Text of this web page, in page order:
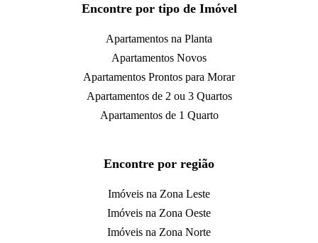
Encontre por tipo de Imóvel
Apartamentos na Planta
Apartamentos Novos
Apartamentos Prontos para Morar
Apartamentos de 2 ou 3 Quartos
Apartamentos de 1 Quarto
Encontre por região
Imóveis na Zona Leste
Imóveis na Zona Oeste
Imóveis na Zona Norte